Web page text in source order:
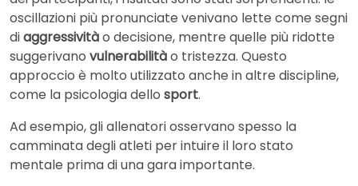
oscillazioni più pronunciate venivano lette come segni
diaggressivitào decisione, mentre quelle più ridotte
suggerivano vulnerabilitào tristezza. Questo
approccio è molto utilizzato anche in altre discipline,
come la psicologia dello sport.
Ad esempio, gli allenatori osservano spesso la
camminata degli atleti per intuire il loro stato
mentale prima di una gara importante.